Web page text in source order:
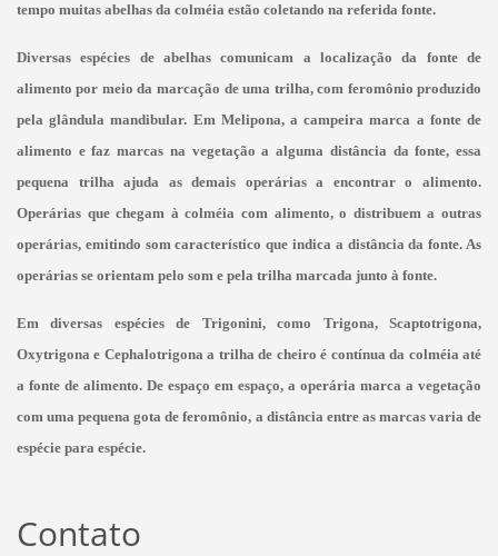
tempo muitas abelhas da colméia estão coletando na referida fonte.
Diversas espécies de abelhas comunicam a localização da fonte de
alimento por meio da marcação de uma trilha, com feromônio produzido
pela glândula mandibular. Em Melipona, a campeira marca a fonte de
alimento e faz marcas na vegetação a alguma distância da fonte, essa
pequena trilha ajuda as demais operárias a encontrar o alimento.
Operárias que chegam à colméia com alimento, o distribuem a outras
operárias, emitindo som característico que indica a distância da fonte. As
operárias se orientam pelo som e pela trilha marcada junto à fonte.
Em diversas espécies de Trigonini, como Trigona, Scaptotrigona,
Oxytrigona e Cephalotrigona a trilha de cheiro é contínua da colméia até
a fonte de alimento. De espaço em espaço, a operária marca a vegetação
com uma pequena gota de feromônio, a distância entre as marcas varia de
espécie para espécie.
Contato